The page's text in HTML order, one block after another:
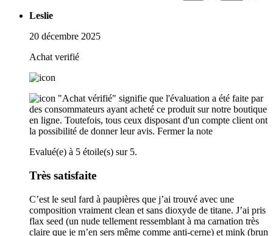
Leslie
20 décembre 2025
Achat verifié
"Achat vérifié" signifie que l'évaluation a été faite par
des consommateurs ayant acheté ce produit sur notre boutique
en ligne. Toutefois, tous ceux disposant d'un compte client ont
la possibilité de donner leur avis. Fermer la note
Evalué(e) à 5 étoile(s) sur 5.
Très satisfaite
C’est le seul fard à paupières que j’ai trouvé avec une
composition vraiment clean et sans dioxyde de titane. J’ai pris
flax seed (un nude tellement ressemblant à ma carnation très
claire que je m’en sers même comme anti-cerne) et mink (brun